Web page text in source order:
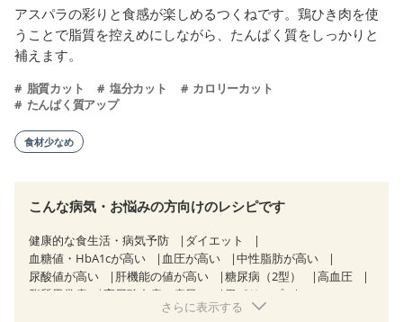
アスパラの彩りと食感が楽しめるつくねです。鶏ひき肉を使
うことで脂質を控えめにしながら、たんぱく質をしっかりと
補えます。
脂質カット 塩分カット
カロリーカット
たんぱく質アップ
食材少なめ
こんな病気・お悩みの方向けのレシピです
健康的な食生活・病気予防
ダイエット
血糖値・HbA1cが高い
血圧が高い
中性脂肪が高い
尿酸値が高い
肝機能の値が高い 糖尿病（2型）
高血圧
脂質異常症
高尿酸血症（痛風）
胃ポリープ
慢性膵炎（移行期・寛解期）
さらに表示する